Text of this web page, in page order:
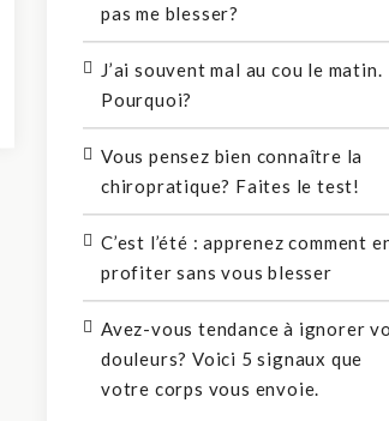
pas me blesser?
J’ai souvent mal au cou le matin.
Pourquoi?
Vous pensez bien connaître la
chiropratique? Faites le test!
C’est l’été : apprenez comment
profiter sans vous blesser
Avez-vous tendance à ignorer
douleurs? Voici 5 signaux que
votre corps vous envoie.